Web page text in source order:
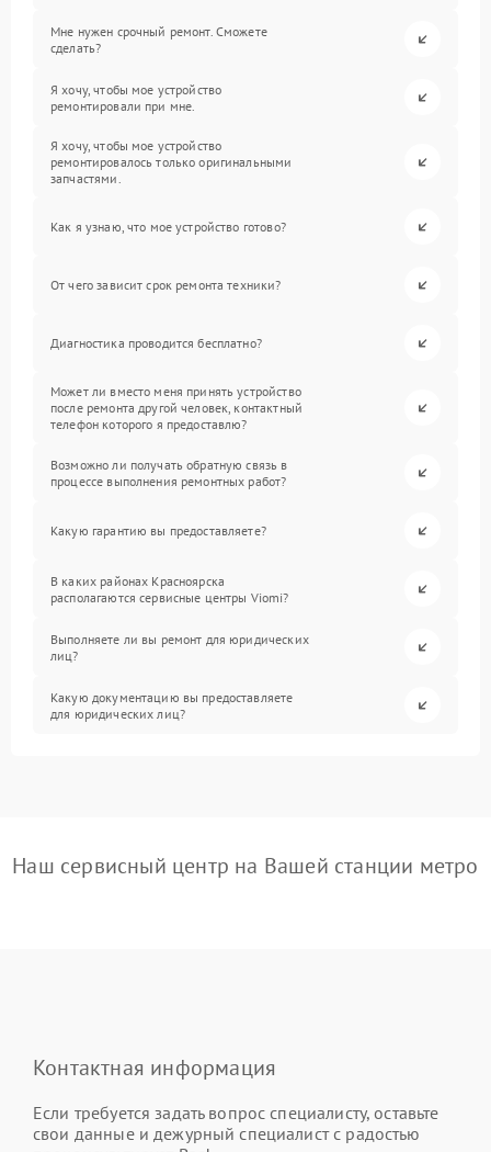
Мне нужен срочный ремонт. Сможете
сделать?
Я хочу, чтобы мое устройство
ремонтировали при мне.
Я хочу, чтобы мое устройство
ремонтировалось только оригинальными
запчастями.
Как я узнаю, что мое устройство готово?
От чего зависит срок ремонта техники?
Диагностика проводится бесплатно?
Может ли вместо меня принять устройство
после ремонта другой человек, контактный
телефон которого я предоставлю?
Возможно ли получать обратную связь в
процессе выполнения ремонтных работ?
Какую гарантию вы предоставляете?
В каких районах Красноярска
располагаются сервисные центры Viomi?
Выполняете ли вы ремонт для юридических
лиц?
Какую документацию вы предоставляете
для юридических лиц?
Наш сервисный центр на Вашей станции метро
Контактная информация
Если требуется задать вопрос специалисту, оставьте
свои данные и дежурный специалист с радостью